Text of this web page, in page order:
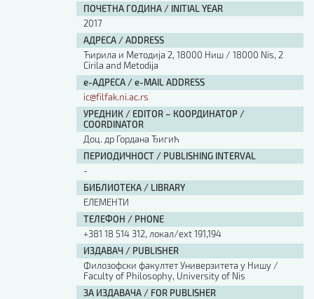
ПОЧЕТНА ГОДИНА / INITIAL YEAR
2017
АДРЕСА / ADDRESS
Ћирила и Методија 2, 18000 Ниш / 18000 Nis, 2
Cirila and Metodija
е-АДРЕСА / e-MAIL ADDRESS
ic@filfak.ni.ac.rs
УРЕДНИК / EDITOR – КООРДИНАТОР /
COORDINATOR
Доц. др Гордана Ђигић
ПЕРИОДИЧНОСТ / PUBLISHING INTERVAL
-
БИБЛИОТЕКА / LIBRARY
ЕЛЕМЕНТИ
ТЕЛЕФОН / PHONE
+381 18 514 312, локал/ext 191,194
ИЗДАВАЧ / PUBLISHER
Филозофски факултет Универзитета у Нишу /
Faculty of Philosophy, University of Nis
ЗА ИЗДАВАЧА / FOR PUBLISHER